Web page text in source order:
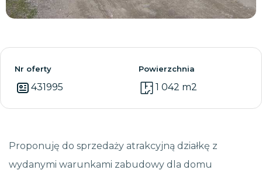
Nr oferty
431995
Powierzchnia
1 042 m2
Proponuję do sprzedaży atrakcyjną działkę z
wydanymi warunkami zabudowy dla domu